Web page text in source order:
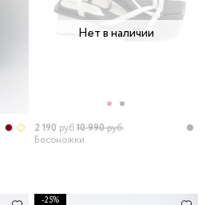
Нет в наличии
2 190 руб.10 990руб.
Босоножки
-25%